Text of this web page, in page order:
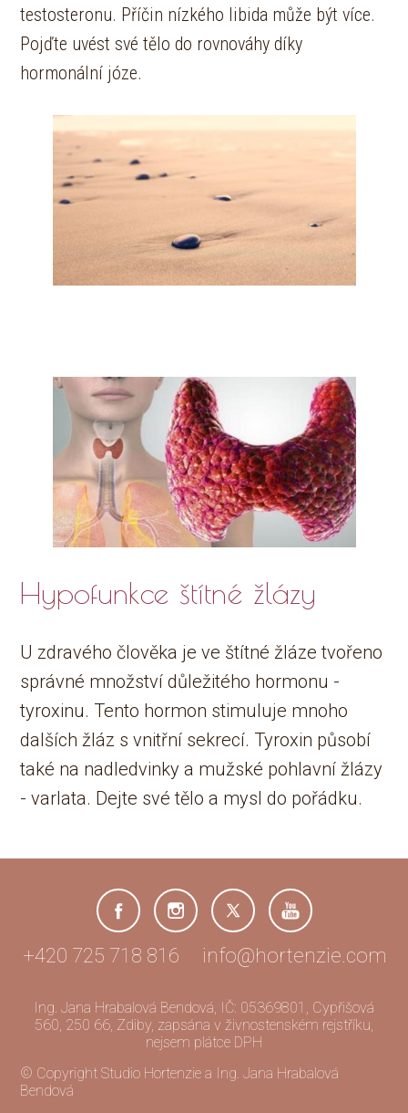
testosteronu. Příčin nízkého libida může být více.
Pojďte uvést své tělo do rovnováhy díky
hormonální józe.
Hypofunkce štítné žlázy
U zdravého člověka je ve štítné žláze tvořeno
správné množství důležitého hormonu -
tyroxinu. Tento hormon stimuluje mnoho
dalších žláz s vnitřní sekrecí. Tyroxin působí
také na nadledvinky a mužské pohlavní žlázy
- varlata. Dejte své tělo a mysl do pořádku.
+420 725 718 816 info@hortenzie.com
Ing. Jana Hrabalová Bendová, IČ: 05369801, Cypřišová
560, 250 66, Zdiby, zapsána v živnostenském rejstříku,
nejsem plátce DPH
© Copyright Studio Hortenzie a Ing. Jana Hrabalová
Bendová